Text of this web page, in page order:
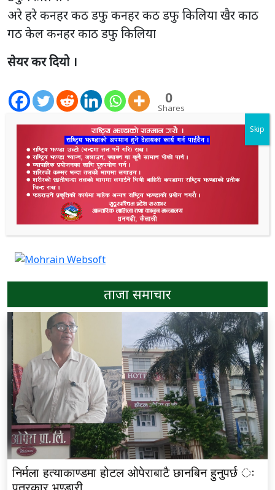
अरे हरे कनहर कठ डफु कनहर कठ डफु किलिया खैर काठ
गठ केल कनहर काठ डफु किलिया
सेयर कर दियो ।
0
Shares
Shares
ताजा समाचार
निर्मला हत्याकाण्डमा होटल ओपेराबाटै छानबिन हुनुपर्छ ः
Skip